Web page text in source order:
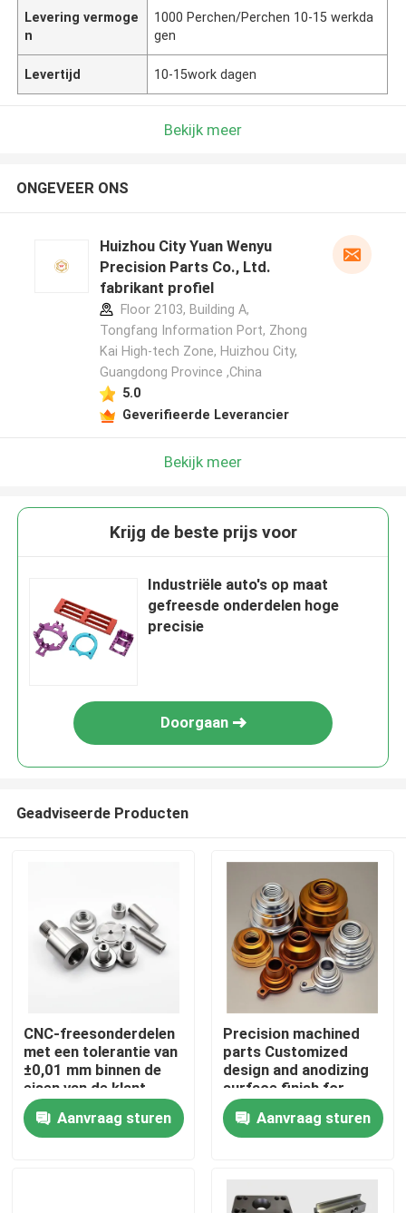
Thuis
Levering vermoge
n
1000 Perchen/Perchen 10-15 werkda
gen
Levertijd 10-15work dagen
Bekijk meer
ONGEVEER ONS
Huizhou City Yuan Wenyu
Precision Parts Co., Ltd.
fabrikant profiel
Floor 2103, Building A,
Tongfang Information Port, Zhong
Kai High-tech Zone, Huizhou City,
Guangdong Province ,China
5.0
Geverifieerde Leverancier
Bekijk meer
Krijg de beste prijs voor
Industriële auto's op maat
gefreesde onderdelen hoge
precisie
Doorgaan
Geadviseerde Producten
CNC-freesonderdelen
met een tolerantie van
±0,01 mm binnen de
eisen van de klant
Aanvraag sturen
Precision machined
parts Customized
design and anodizing
surface finish for
precision
manufacturing
Precision bewerkte
anodiserende
oppervlakte afwerking
Aanvraag sturen